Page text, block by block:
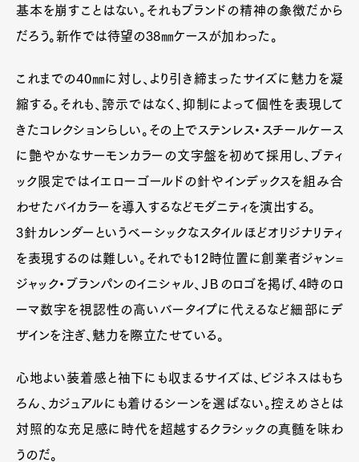
基本を崩すことはない。それもブランドの精神の象徴だから
だろう。新作では待望の38㎜ケースが加わった。
これまでの40㎜に対し、より引き締まったサイズに魅力を凝
縮する。それも、誇示ではなく、抑制によって個性を表現して
きたコレクションらしい。その上でステンレス・スチールケース
に艶やかなサーモンカラーの文字盤を初めて採用し、ブティ
ック限定ではイエローゴールドの針やインデックスを組み合
わせたバイカラーを導入するなどモダニティを演出する。
3針カレンダーというベーシックなスタイルほどオリジナリティ
を表現するのは難しい。それでも12時位置に創業者ジャン=
ジャック・ブランパンのイニシャル、ＪＢのロゴを掲げ、4時のロ
ーマ数字を視認性の高いバータイプに代えるなど細部にデ
ザインを注ぎ、魅力を際立たせている。
心地よい装着感と袖下にも収まるサイズは、ビジネスはもち
ろん、カジュアルにも着けるシーンを選ばない。控えめさとは
対照的な充足感に時代を超越するクラシックの真髄を味わ
うのだ。